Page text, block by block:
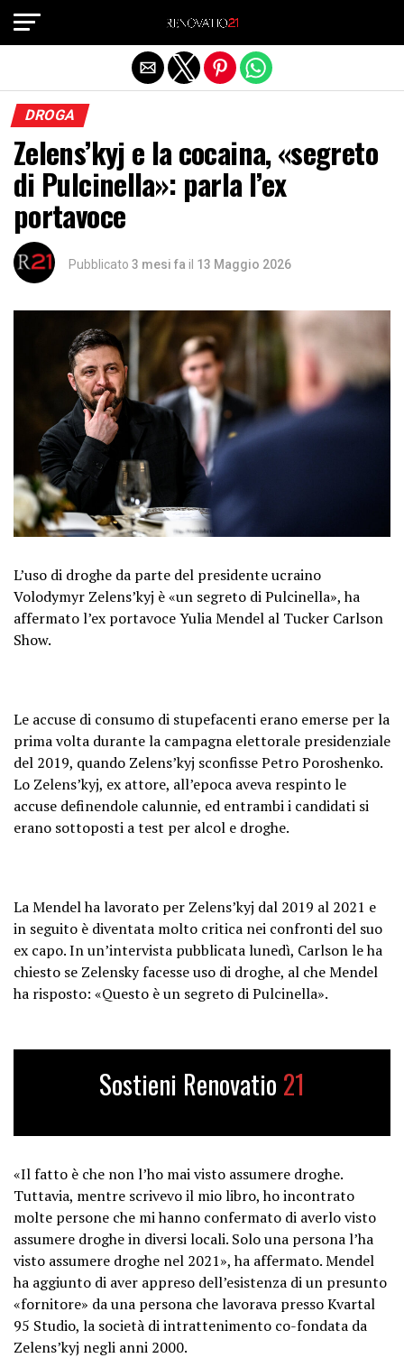
DROGA
Zelens’kyj e la cocaina, «segreto
di Pulcinella»: parla l’ex
portavoce
Pubblicato 3 mesi fa il 13 Maggio 2026
L’uso di droghe da parte del presidente ucraino
Volodymyr Zelens’kyj è «un segreto di Pulcinella», ha
affermato l’ex portavoce Yulia Mendel al Tucker Carlson
Show.
Le accuse di consumo di stupefacenti erano emerse per la
prima volta durante la campagna elettorale presidenziale
del 2019, quando Zelens’kyj sconfisse Petro Poroshenko.
Lo Zelens’kyj, ex attore, all’epoca aveva respinto le
accuse definendole calunnie, ed entrambi i candidati si
erano sottoposti a test per alcol e droghe.
La Mendel ha lavorato per Zelens’kyj dal 2019 al 2021 e
in seguito è diventata molto critica nei confronti del suo
ex capo. In un’intervista pubblicata lunedì, Carlson le ha
chiesto se Zelensky facesse uso di droghe, al che Mendel
ha risposto: «Questo è un segreto di Pulcinella».
Sostieni Renovatio 21
«Il fatto è che non l’ho mai visto assumere droghe.
Tuttavia, mentre scrivevo il mio libro, ho incontrato
molte persone che mi hanno confermato di averlo visto
assumere droghe in diversi locali. Solo una persona l’ha
visto assumere droghe nel 2021», ha affermato. Mendel
ha aggiunto di aver appreso dell’esistenza di un presunto
«fornitore» da una persona che lavorava presso Kvartal
95 Studio, la società di intrattenimento co-fondata da
Zelens’kyj negli anni 2000.
Exit mobile version